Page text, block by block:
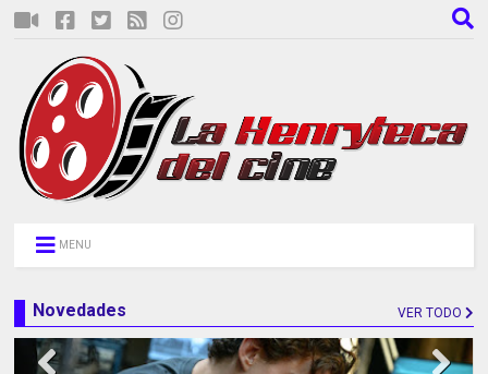
MENU
Novedades VER TODO